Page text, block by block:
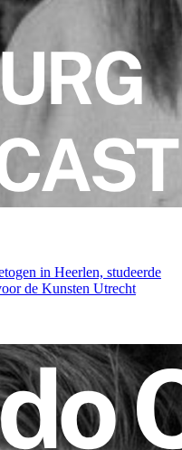
in Heerlen, studeerde
de Kunsten Utrecht